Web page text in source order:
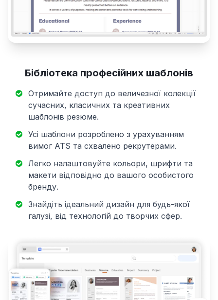
Бібліотека професійних шаблонів
Отримайте доступ до величезної колекції
сучасних, класичних та креативних
шаблонів резюме.
Усі шаблони розроблено з урахуванням
вимог ATS та схвалено рекрутерами.
Легко налаштовуйте кольори, шрифти та
макети відповідно до вашого особистого
бренду.
Знайдіть ідеальний дизайн для будь-якої
галузі, від технологій до творчих сфер.